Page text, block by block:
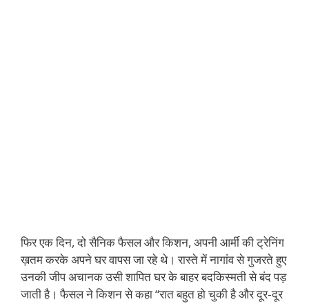
फिर एक दिन, दो सैनिक फैसल और किशन, अपनी आर्मी की ट्रेनिंग
ख़तम करके अपने घर वापस जा रहे थे। रास्ते में नागांव से गुजरते हुए
उनकी जीप अचानक उसी शापित घर के बाहर बदकिस्मती से बंद पड़
जाती है। फैसल ने किशन से कहा “रात बहुत हो चुकी है और दूर-दूर